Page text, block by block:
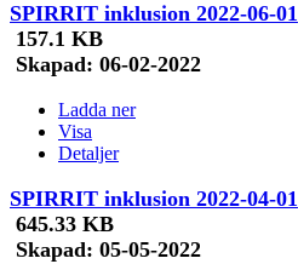
SPIRRIT inklusion 2022-06-01
157.1 KB
Skapad: 06-02-2022
Ladda ner
Visa
Detaljer
SPIRRIT inklusion 2022-04-01
645.33 KB
Skapad: 05-05-2022